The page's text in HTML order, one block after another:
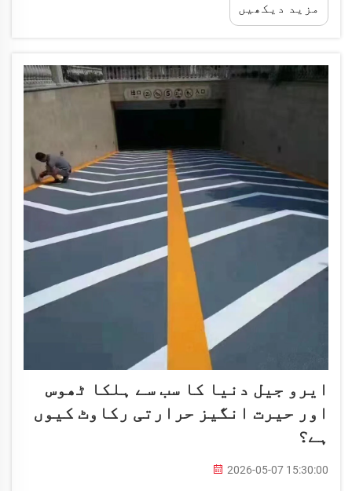
کو سمجھنے کا تقاضا کرتا ہے۔ آکریلک پر مبنی، پولی
مزید دیکھیں
ایرو جیل دنیا کا سب سے ہلکا ٹھوس
اور حیرت انگیز حرارتی رکاوٹ کیوں
ہے؟
2026-05-07 15:30:00